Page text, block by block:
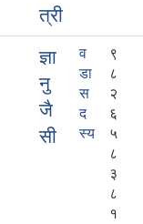
त्री
ज्ञा
नु
जै
सी
व
डा
स
द
स्य
९
८
२
६
५
८
३
८
१